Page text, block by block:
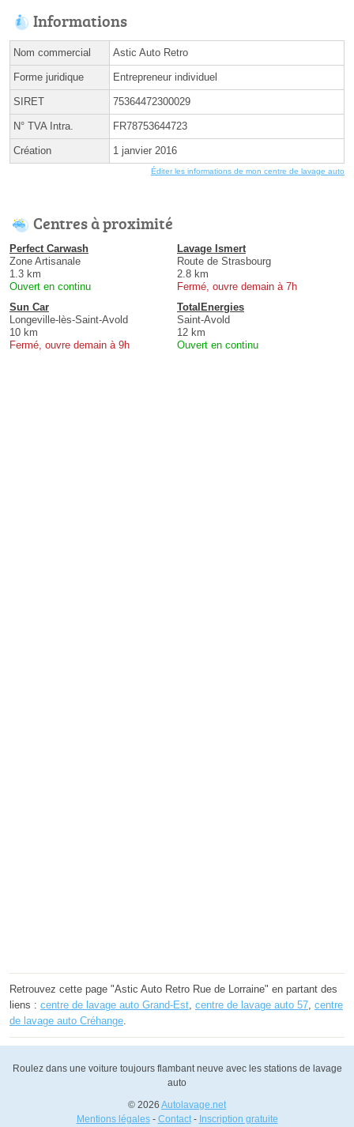
Informations
Nom commercial Astic Auto Retro
Forme juridique Entrepreneur individuel
SIRET 75364472300029
N° TVA Intra. FR78753644723
Création 1 janvier 2016
Éditer les informations de mon centre de lavage auto
Centres à proximité
Perfect Carwash
Zone Artisanale
1.3 km
Ouvert en continu
Lavage Ismert
Route de Strasbourg
2.8 km
Fermé, ouvre demain à 7h
Sun Car
Longeville-lès-Saint-Avold
10 km
Fermé, ouvre demain à 9h
TotalEnergies
Saint-Avold
12 km
Ouvert en continu
Retrouvez cette page "Astic Auto Retro Rue de Lorraine" en partant des
liens : centre de lavage auto Grand-Est centre de lavage auto 57 centre
de lavage auto Créhange
Roulez dans une voiture toujours flambant neuve avec les stations de lavage
auto
© 2026 Autolavage.net
Mentions légales- Contact- Inscription gratuite